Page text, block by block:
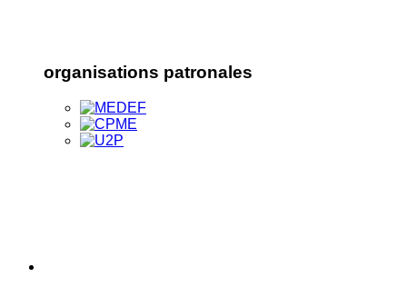
organisations patronales